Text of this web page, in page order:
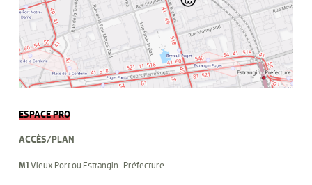
ESPACE PRO
ACCÈS/PLAN
M1 Vieux Port ou Estrangin-Préfecture